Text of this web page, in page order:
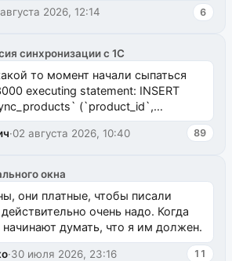
2026, 12:14 6
синхронизации с 1С
то момент начали сыпаться
executing statement: INSERT
(`product_id`,
...
·02 августа 2026, 10:40 89
окна
они платные, чтобы писали
очень надо. Когда
думать, что я им должен.
·30 июля 2026, 23:16 11